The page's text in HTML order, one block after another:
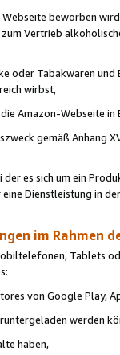
beworben
Vertrieb
oder Tabakwaren
wirbst,
Amazon-Webseite in
gemäß Anhang
es sich um ein
Dienstleistung in
im Rahmen
Tablets
von Google Play,
werden
haben,